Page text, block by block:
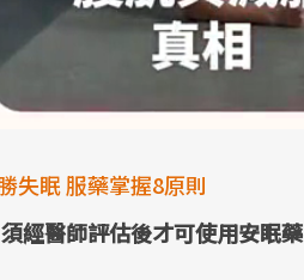
失眠 服藥掌握8原則
須經醫師評估後才可使用安眠藥